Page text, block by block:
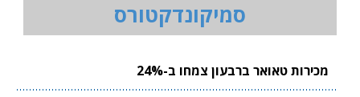
סמיקונדקטורס
מכירות טאואר ברבעון צמחו ב-24%